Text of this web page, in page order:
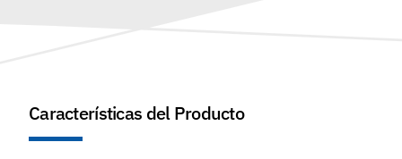
Características del Producto